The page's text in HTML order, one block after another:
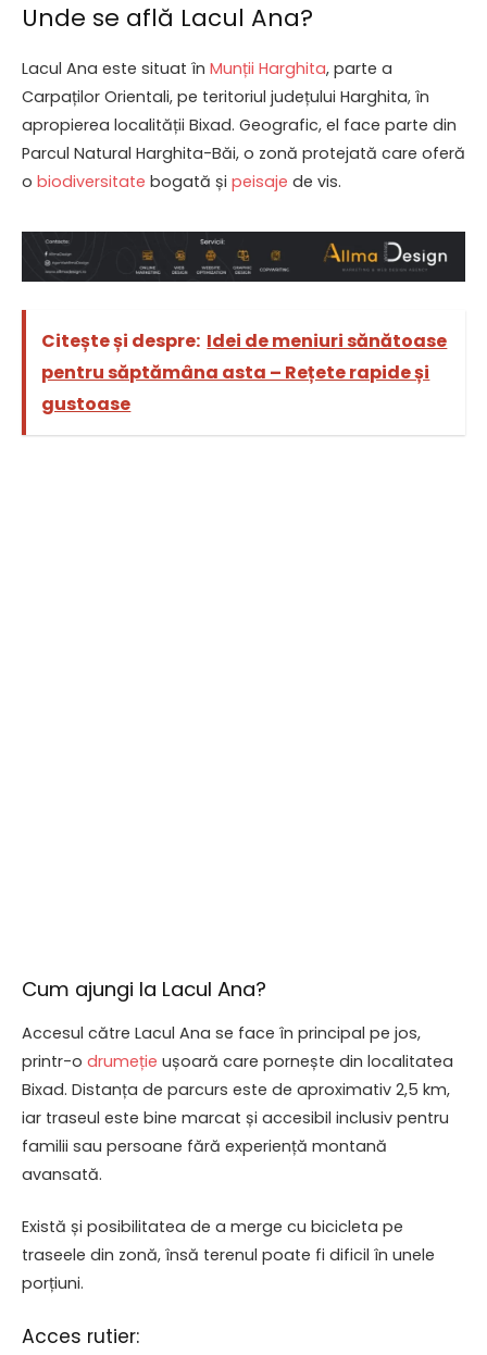
Unde se află Lacul Ana?
Lacul Ana este situat în Munții Harghita, parte a
Carpaților Orientali, pe teritoriul județului Harghita, în
apropierea localității Bixad. Geografic, el face parte din
Parcul Natural Harghita-Băi, o zonă protejată care oferă
o biodiversitate bogată și peisaje de vis.
Citește și despre: Idei de meniuri sănătoase
pentru săptămâna asta – Rețete rapide și
gustoase
Cum ajungi la Lacul Ana?
Accesul către Lacul Ana se face în principal pe jos,
printr-o drumeție ușoară care pornește din localitatea
Bixad. Distanța de parcurs este de aproximativ 2,5 km,
iar traseul este bine marcat și accesibil inclusiv pentru
familii sau persoane fără experiență montană
avansată.
Există și posibilitatea de a merge cu bicicleta pe
traseele din zonă, însă terenul poate fi dificil în unele
porțiuni.
Acces rutier: